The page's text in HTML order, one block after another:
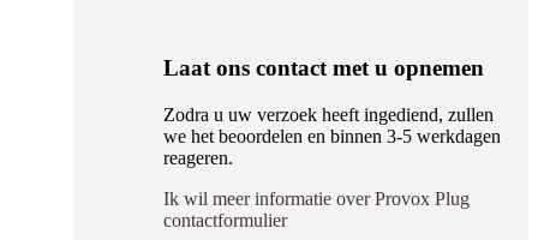
Laat ons contact met u opnemen
Zodra u uw verzoek heeft ingediend, zullen
we het beoordelen en binnen 3-5 werkdagen
reageren.
Ik wil meer informatie over Provox Plug
contactformulier